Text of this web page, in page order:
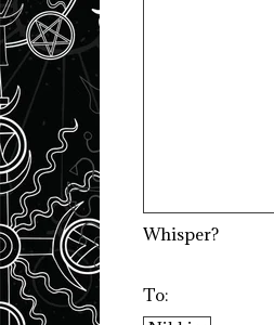
Whisper?
To: